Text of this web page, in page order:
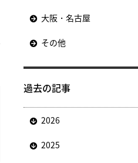
大阪・名古屋
その他
過去の記事
2026
2025